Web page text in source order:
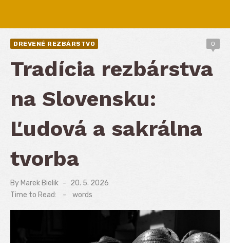
DREVENÉ REZBÁRSTVO 0
Tradícia rezbárstva
na Slovensku:
Ľudová a sakrálna
tvorba
By Marek Bielik
Posted
on
20. 5. 2026
Time to Read:
- words